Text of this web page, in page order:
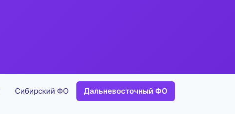
Сибирский ФО Дальневосточный ФО